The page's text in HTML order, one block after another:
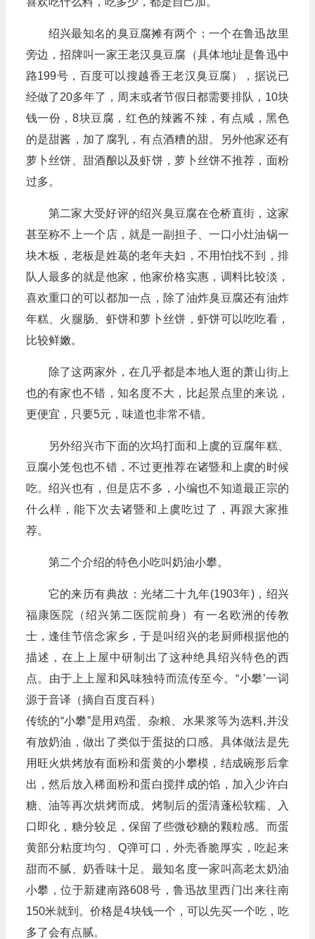
绍兴最知名的臭豆腐摊有两个：一个在鲁迅故里
旁边，招牌叫一家王老汉臭豆腐（具体地址是鲁迅中
路199号，百度可以搜越香王老汉臭豆腐），据说已
经做了20多年了，周末或者节假日都需要排队，10块
钱一份，8块豆腐，红色的辣酱不辣，有点咸，黑色
的是甜酱，加了腐乳，有点酒糟的甜。另外他家还有
萝卜丝饼、甜酒酿以及虾饼，萝卜丝饼不推荐，面粉
过多。
第二家大受好评的绍兴臭豆腐在仓桥直街，这家
甚至称不上一个店，就是一副担子、一口小灶油锅一
块木板，老板是姓葛的老年夫妇，不用怕找不到，排
队人最多的就是他家，他家价格实惠，调料比较淡，
喜欢重口的可以都加一点，除了油炸臭豆腐还有油炸
年糕、火腿肠、虾饼和萝卜丝饼，虾饼可以吃吃看，
比较鲜嫩。
除了这两家外，在几乎都是本地人逛的萧山街上
也的有家也不错，知名度不大，比起景点里的来说，
更便宜，只要5元，味道也非常不错。
另外绍兴市下面的次坞打面和上虞的豆腐年糕、
豆腐小笼包也不错，不过更推荐在诸暨和上虞的时候
吃。绍兴也有，但是店不多，小编也不知道最正宗的
什么样，能下次去诸暨和上虞吃过了，再跟大家推
荐。
第二个介绍的特色小吃叫奶油小攀。
它的来历有典故：光绪二十九年(1903年)，绍兴
福康医院（绍兴第二医院前身）有一名欧洲的传教
士，逢佳节倍念家乡，于是叫绍兴的老厨师根据他的
描述，在上上屋中研制出了这种绝具绍兴特色的西
点。由于上上屋和风味独特而流传至今。“小攀’一词
源于音译（摘自百度百科）
传统的“小攀”是用鸡蛋、杂粮、水果浆等为选料,并没
有放奶油，做出了类似于蛋挞的口感。具体做法是先
用旺火烘烤放有面粉和蛋黄的小攀模，结成碗形后拿
出，然后放入稀面粉和蛋白搅拌成的馅，加入少许白
糖、油等再次烘烤而成。烤制后的蛋清蓬松软糯、入
口即化，糖分较足，保留了些微砂糖的颗粒感。而蛋
黄部分粘度均匀、Q弹可口，外壳香脆厚实，吃起来
甜而不腻、奶香味十足。最知名度一家叫高老太奶油
小攀，位于新建南路608号，鲁迅故里西门出来往南
150米就到。价格是4块钱一个，可以先买一个吃，吃
多了会有点腻。